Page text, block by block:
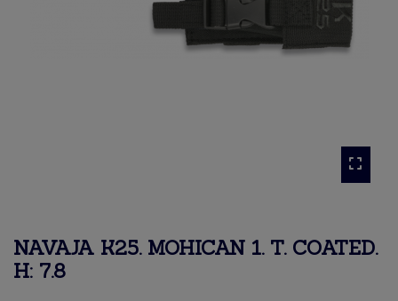
NAVAJA K25. MOHICAN 1. T. COATED.
H: 7.8